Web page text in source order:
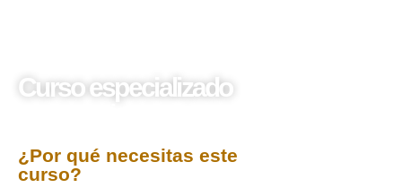
Curso especializado
¿Por qué necesitas este
curso?